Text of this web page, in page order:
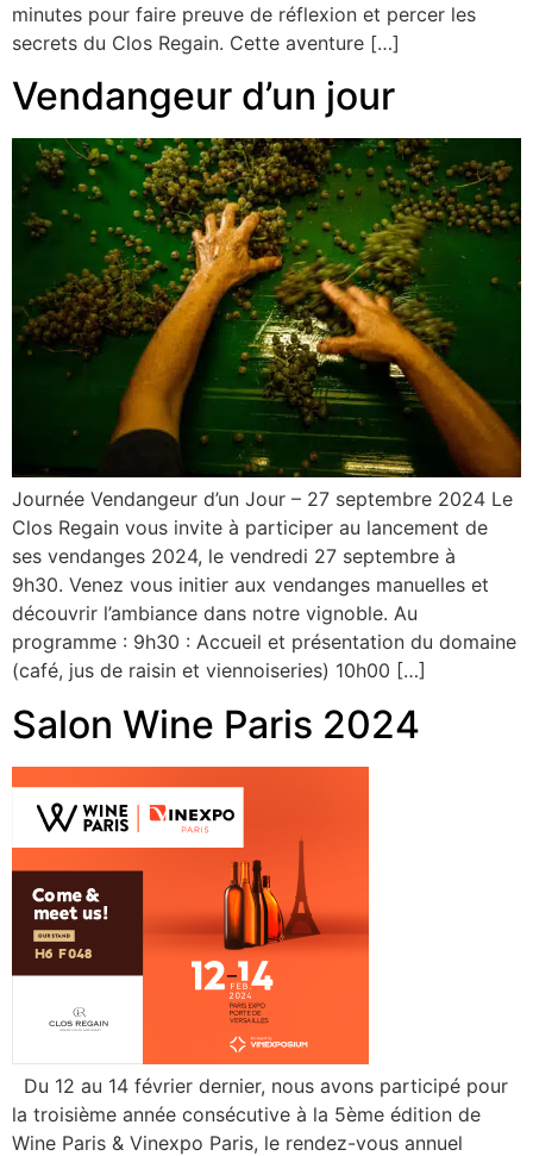
minutes pour faire preuve de réflexion et percer les
secrets du Clos Regain. Cette aventure […]
Vendangeur d’un jour
Journée Vendangeur d’un Jour – 27 septembre 2024 Le
Clos Regain vous invite à participer au lancement de
ses vendanges 2024, le vendredi 27 septembre à
9h30. Venez vous initier aux vendanges manuelles et
découvrir l’ambiance dans notre vignoble. Au
programme : 9h30 : Accueil et présentation du domaine
(café, jus de raisin et viennoiseries) 10h00 […]
Salon Wine Paris 2024
Du 12 au 14 février dernier, nous avons participé pour
la troisième année consécutive à la 5ème édition de
Wine Paris & Vinexpo Paris, le rendez-vous annuel